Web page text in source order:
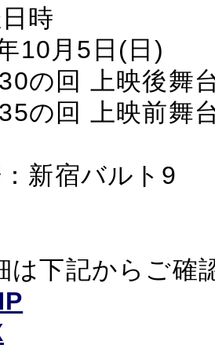
時
10月5日(日)
の回 上映後舞
の回 上映前舞
新宿バルト9
は下記からご確